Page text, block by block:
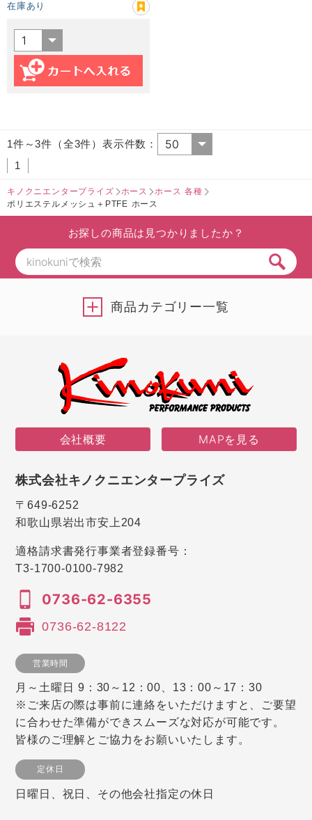
在庫あり
1件～3件（全3件）表示件数：
1
キノクニエンタープライズ ホース ホース 各種
ポリエステルメッシュ＋PTFE ホース
お探しの商品は見つかりましたか？
商品カテゴリー一覧
会社概要 MAPを見る
株式会社キノクニエンタープライズ
〒649-6252
和歌山県岩出市安上204
適格請求書発行事業者登録番号：
T3-1700-0100-7982
0736-62-6355
0736-62-8122
営業時間
月～土曜日 9：30～12：00、13：00～17：30
※ご来店の際は事前に連絡をいただけますと、ご要望
に合わせた準備ができスムーズな対応が可能です。
皆様のご理解とご協力をお願いいたします。
定休日
日曜日、祝日、その他会社指定の休日